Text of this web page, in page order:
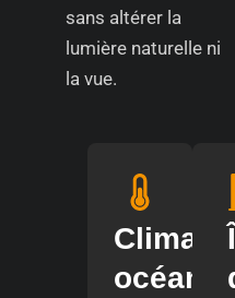
sans altérer la
lumière naturelle ni
la vue.
Climat